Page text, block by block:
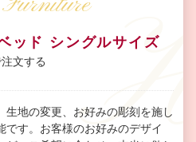
ッド シングルサイズ
文する
生地の変更、お好みの彫刻を施し
です。お客様のお好みのデザイ